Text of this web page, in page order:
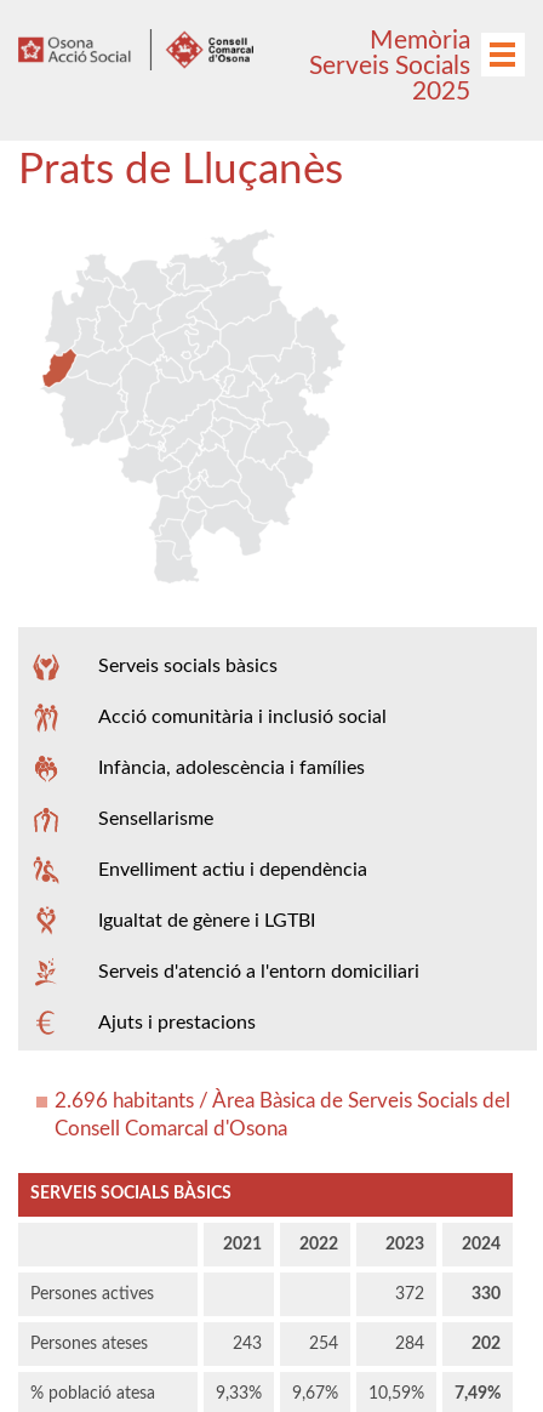
Menú
Memòria
Serveis Socials
2025
Prats de Lluçanès
Serveis socials bàsics
Acció comunitària i inclusió social
Infància, adolescència i famílies
Sensellarisme
Envelliment actiu i dependència
Igualtat de gènere i LGTBI
Serveis d'atenció a l'entorn domiciliari
Ajuts i prestacions
2.696 habitants / Àrea Bàsica de Serveis Socials del
Consell Comarcal d'Osona
SERVEIS SOCIALS BÀSICS
2021 2022 2023 2024
Persones actives 372 330
Persones ateses 243 254 284 202
% població atesa 9,33% 9,67% 10,59% 7,49%